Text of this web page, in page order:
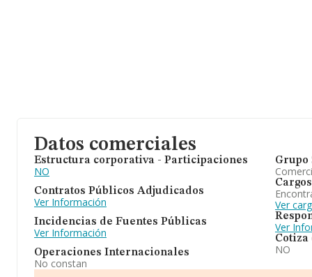
Datos comerciales
Estructura corporativa - Participaciones
NO
Contratos Públicos Adjudicados
Ver Información
Incidencias de Fuentes Públicas
Ver Información
Operaciones Internacionales
No constan
Grupo
Cargos
Ver
Ver
Cotiza
NO